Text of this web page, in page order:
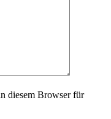
diesem Browser für